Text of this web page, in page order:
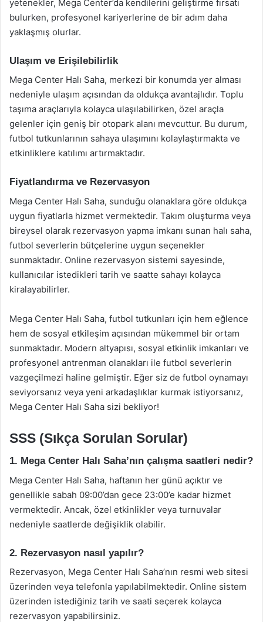
yetenekler, Mega Center’da kendilerini geliştirme fırsatı
bulurken, profesyonel kariyerlerine de bir adım daha
yaklaşmış olurlar.
Ulaşım ve Erişilebilirlik
Mega Center Halı Saha, merkezi bir konumda yer alması
nedeniyle ulaşım açısından da oldukça avantajlıdır. Toplu
taşıma araçlarıyla kolayca ulaşılabilirken, özel araçla
gelenler için geniş bir otopark alanı mevcuttur. Bu durum,
futbol tutkunlarının sahaya ulaşımını kolaylaştırmakta ve
etkinliklere katılımı artırmaktadır.
Fiyatlandırma ve Rezervasyon
Mega Center Halı Saha, sunduğu olanaklara göre oldukça
uygun fiyatlarla hizmet vermektedir. Takım oluşturma veya
bireysel olarak rezervasyon yapma imkanı sunan halı saha,
futbol severlerin bütçelerine uygun seçenekler
sunmaktadır. Online rezervasyon sistemi sayesinde,
kullanıcılar istedikleri tarih ve saatte sahayı kolayca
kiralayabilirler.
Mega Center Halı Saha, futbol tutkunları için hem eğlence
hem de sosyal etkileşim açısından mükemmel bir ortam
sunmaktadır. Modern altyapısı, sosyal etkinlik imkanları ve
profesyonel antrenman olanakları ile futbol severlerin
vazgeçilmezi haline gelmiştir. Eğer siz de futbol oynamayı
seviyorsanız veya yeni arkadaşlıklar kurmak istiyorsanız,
Mega Center Halı Saha sizi bekliyor!
SSS (Sıkça Sorulan Sorular)
1. Mega Center Halı Saha’nın çalışma saatleri nedir?
Mega Center Halı Saha, haftanın her günü açıktır ve
genellikle sabah 09:00’dan gece 23:00’e kadar hizmet
vermektedir. Ancak, özel etkinlikler veya turnuvalar
nedeniyle saatlerde değişiklik olabilir.
2. Rezervasyon nasıl yapılır?
Rezervasyon, Mega Center Halı Saha’nın resmi web sitesi
üzerinden veya telefonla yapılabilmektedir. Online sistem
üzerinden istediğiniz tarih ve saati seçerek kolayca
rezervasyon yapabilirsiniz.